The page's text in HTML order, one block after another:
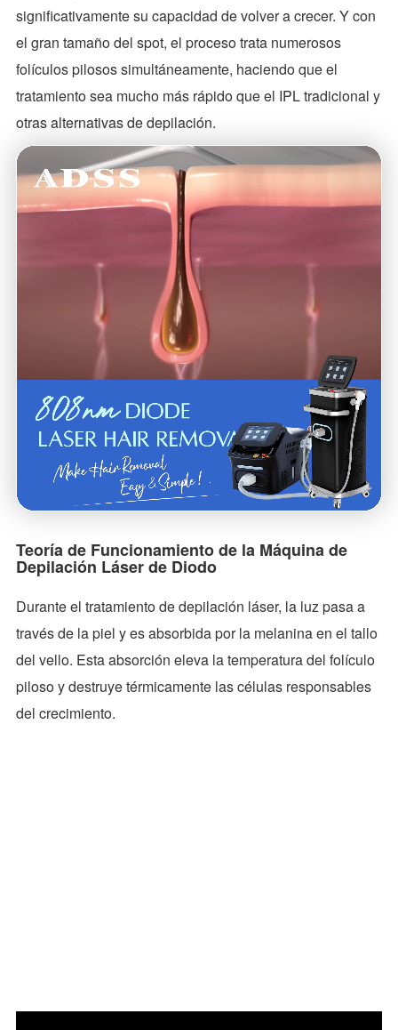
significativamente su capacidad de volver a crecer. Y con
el gran tamaño del spot, el proceso trata numerosos
folículos pilosos simultáneamente, haciendo que el
tratamiento sea mucho más rápido que el IPL tradicional y
otras alternativas de depilación.
Teoría de Funcionamiento de la Máquina de
Depilación Láser de Diodo
Durante el tratamiento de depilación láser, la luz pasa a
través de la piel y es absorbida por la melanina en el tallo
del vello. Esta absorción eleva la temperatura del folículo
piloso y destruye térmicamente las células responsables
del crecimiento.